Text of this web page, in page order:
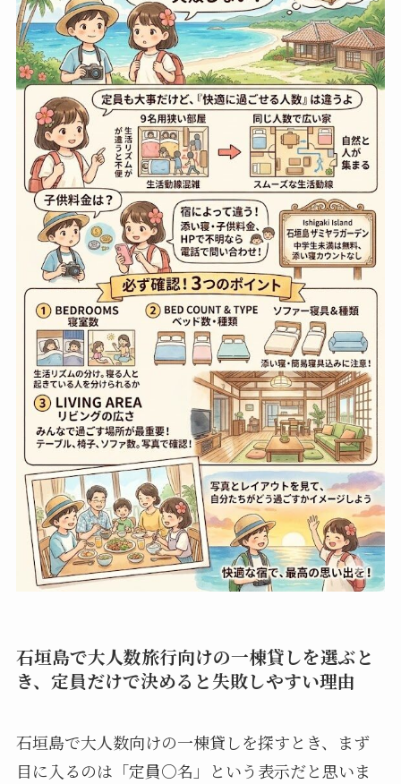
石垣島で大人数旅行向けの一棟貸しを選ぶと
き、定員だけで決めると失敗しやすい理由
石垣島で大人数向けの一棟貸しを探すとき、まず
目に入るのは「定員○名」という表示だと思いま